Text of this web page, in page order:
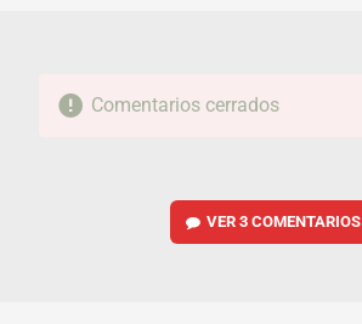
Comentarios cerrados
VER3 COMENTARIOS